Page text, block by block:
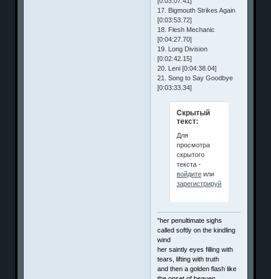
17. Bigmouth Strikes Again
[0:03:53.72]
18. Flesh Mechanic
[0:04:27.70]
19. Long Division
[0:02:42.15]
20. Leni [0:04:38.04]
21. Song to Say Goodbye
[0:03:33.34]
Скрытый
текст:
Для
просмотра
скрытого
текста -
войдитеили
зарегистрируйтесь
"her penultimate sighs
called softly on the kindling
wind
her saintly eyes filling with
tears, lifting with truth
and then a golden flash like